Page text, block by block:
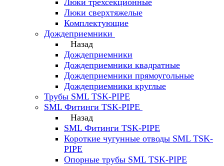
Люки трехсекционные
Люки сверхтяжелые
Комплектующие
Дождеприемники
Назад
Дождеприемники
Дождеприемники квадратные
Дождеприемники прямоугольные
Дождеприемники круглые
Трубы SML TSK-PIPE
SML Фитинги TSK-PIPE
Назад
SML Фитинги TSK-PIPE
Короткие чугунные отводы SML TSK-
PIPE
Опорные трубы SML TSK-PIPE